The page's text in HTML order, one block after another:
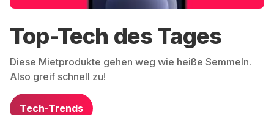
Top-Tech des Tages
Diese Mietprodukte gehen weg wie heiße Semmeln.
Also greif schnell zu!
Tech-Trends